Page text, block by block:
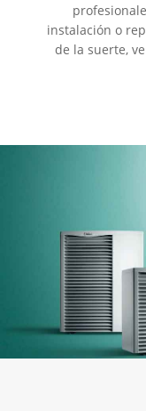
instalación o
de la suerte,